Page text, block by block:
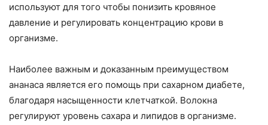
используют для того чтобы понизить кровяное
давление и регулировать концентрацию крови в
организме.
Наиболее важным и доказанным преимуществом
ананаса является его помощь при сахарном диабете,
благодаря насыщенности клетчаткой. Волокна
регулируют уровень сахара и липидов в организме.